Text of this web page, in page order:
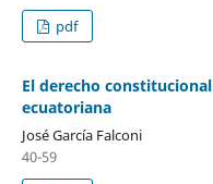
pdf
El derecho
ecuatoriana
José García Falconi
40-59